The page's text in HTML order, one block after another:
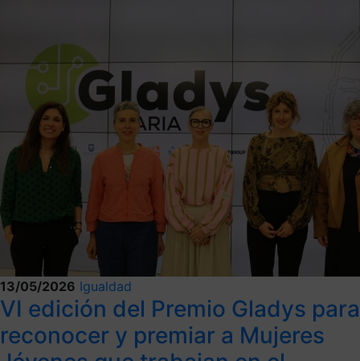
13/05/2026 Igualdad
VI edición del Premio Gladys para
reconocer y premiar a Mujeres